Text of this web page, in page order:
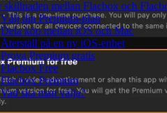
skillnaden mellan Flacbox och
Välj din Premium-plan
Dela köp mellan iOS och Mac
Återställ på en ny iOS-enhet
Prova Premium gratis
Flacbox Free
Flacbox Premium
Vad ska man välja?